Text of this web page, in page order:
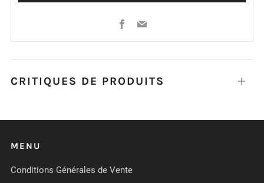
Facebook
Email
CRITIQUES DE PRODUITS Ouvrir
MENU
Conditions Générales de Vente